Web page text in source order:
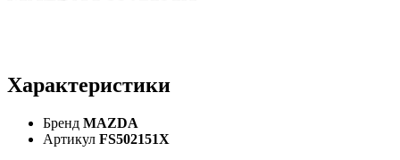
Характеристики
Бренд MAZDA
Артикул FS502151X